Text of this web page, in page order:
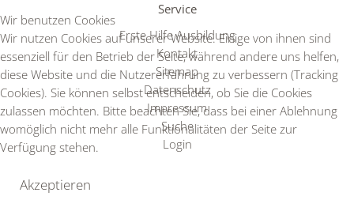
Service
Erste Hilfe Ausbildung
Kontakt
Sitemap
Datenschutz
Impressum
Suche
Login
Wir benutzen Cookies
Wir nutzen Cookies auf unserer Website. Einige von ihnen sind
essenziell für den Betrieb der Seite, während andere uns helfen,
diese Website und die Nutzererfahrung zu verbessern (Tracking
Cookies). Sie können selbst entscheiden, ob Sie die Cookies
zulassen möchten. Bitte beachten Sie, dass bei einer Ablehnung
womöglich nicht mehr alle Funktionalitäten der Seite zur
Verfügung stehen.
Akzeptieren